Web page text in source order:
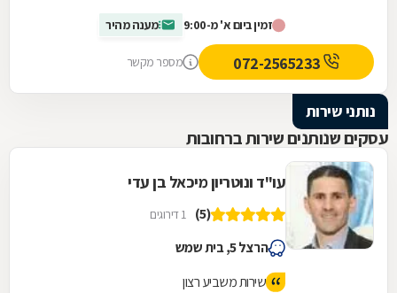
ליווי...זמין ביום א' מ-9:00 מענה מהיר
מספר מקשר
נותני שירות
עסקים שנותנים שירות ברחובות
עו"ד ונוטריון מיכאל בן עדי
(5) 1 דירוגים
הרצל 5, בית שמש
שירות משביע רצון